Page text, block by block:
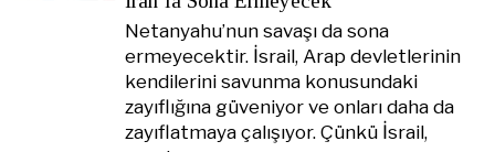
Netanyahu’nun savaşı da sona
ermeyecektir. İsrail, Arap devletlerinin
kendilerini savunma konusundaki
zayıflığına güveniyor ve onları daha da
zayıflatmaya çalışıyor. Çünkü İsrail,